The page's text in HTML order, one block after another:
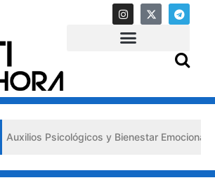
y Bienestar Emocional» ante